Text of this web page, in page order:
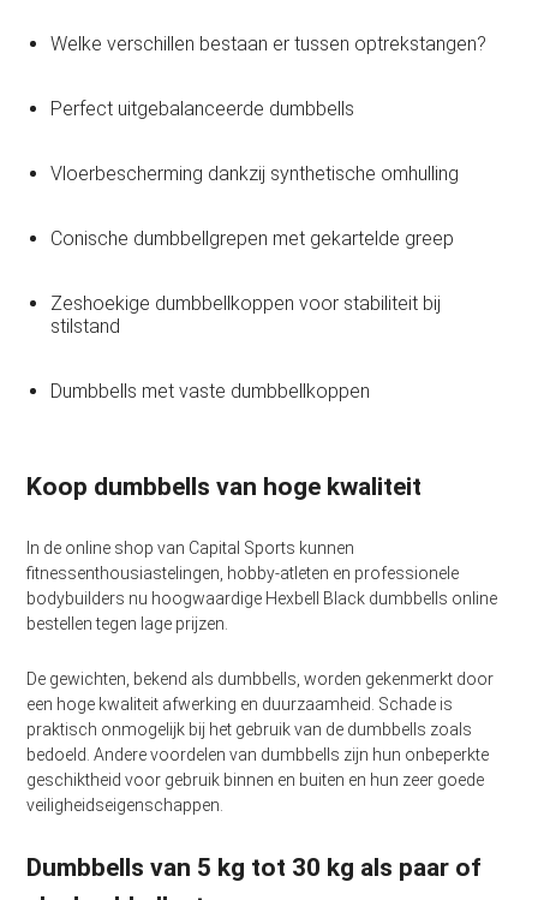
Welke verschillen bestaan er tussen optrekstangen?
Perfect uitgebalanceerde dumbbells
Vloerbescherming dankzij synthetische omhulling
Conische dumbbellgrepen met gekartelde greep
Zeshoekige dumbbellkoppen voor stabiliteit bij
stilstand
Dumbbells met vaste dumbbellkoppen
Koop dumbbells van hoge kwaliteit
In de online shop van Capital Sports kunnen
fitnessenthousiastelingen, hobby-atleten en professionele
bodybuilders nu hoogwaardige Hexbell Black dumbbells online
bestellen tegen lage prijzen.
De gewichten, bekend als dumbbells, worden gekenmerkt door
een hoge kwaliteit afwerking en duurzaamheid. Schade is
praktisch onmogelijk bij het gebruik van de dumbbells zoals
bedoeld. Andere voordelen van dumbbells zijn hun onbeperkte
geschiktheid voor gebruik binnen en buiten en hun zeer goede
veiligheidseigenschappen.
Dumbbells van 5 kg tot 30 kg als paar of